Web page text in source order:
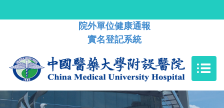
院外單位健康通報
實名登記系統